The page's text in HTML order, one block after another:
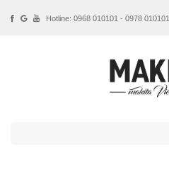
Hotline: 0968 010101 - 0978 010101